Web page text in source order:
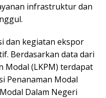
infrastruktur dan
dan kegiatan ekspor
Berdasarkan data dari
Modal (LKPM) terdapat
Penanaman Modal
Dalam Negeri